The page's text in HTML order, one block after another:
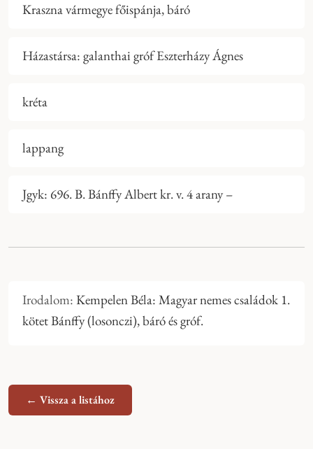
Kraszna vármegye főispánja, báró
Házastársa: galanthai gróf Eszterházy Ágnes
kréta
lappang
Jgyk: 696. B. Bánffy Albert kr. v. 4 arany –
Irodalom: Kempelen Béla: Magyar nemes családok 1.
kötet Bánffy (losonczi), báró és gróf.
← Vissza a listához